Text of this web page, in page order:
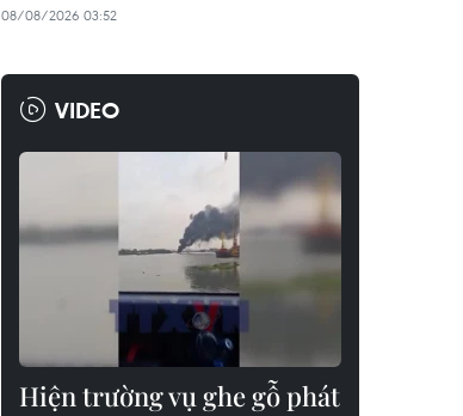
08/08/2026 03:52
VIDEO
Hiện trường vụ ghe gỗ phát